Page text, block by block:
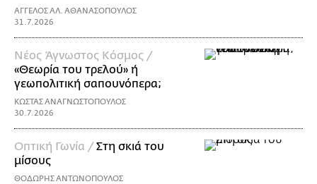
ΑΓΓΕΛΟΣ ΑΛ. ΑΘΑΝΑΣΟΠΟΥΛΟΣ
31.7.2026
Νέος Άγνωστος Κόσμος /
«Θεωρία του τρελού» ή
γεωπολιτική σαπουνόπερα;
ΚΩΣΤΑΣ ΑΝΑΓΝΩΣΤΟΠΟΥΛΟΣ
30.7.2026
Οπτική Γωνία /Στη σκιά του
μίσους
ΘΟΔΩΡΗΣ ΑΝΤΩΝΟΠΟΥΛΟΣ